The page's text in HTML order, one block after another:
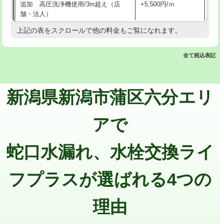
排水管工事（追加 排水管工事/3ｍ超
え）
マス交換（土の掘削・埋め戻し作業） 11,000円~
マス交換（深さ50㎝以上） 66,000円
コンクリート斫り（厚さ10㎝超え）
モルタル補修（厚さ10㎝まで） 27,500円
モルタル補修（厚さ10㎝超え）
追加人工 16,500円
追加 高圧洗浄機使用/3m超え（店
舗・法人）
+5,500円/ｍ
高度高圧洗浄換 現地調査
追加トーラー機使用/3m超え +3,300円
止水・漏水調査・防水処理・清掃・修
11,000円
止水・漏水調査・防水処理・清掃・修
22,000円
止水・漏水調査・防水処理・清掃・修
上記の表をスクロールで他の料金もご覧になれます。
全て税込表記
新潟県新潟市蒲区六分エリ
アで
蛇口水漏れ、水栓交換ライ
フプラスが選ばれる4つの
理由